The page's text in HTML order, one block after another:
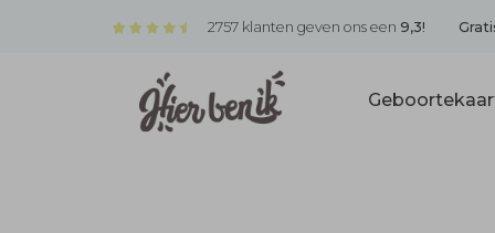
2757 klanten geven ons een 9,3!